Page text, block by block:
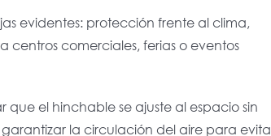
evidentes: protección frente al clima,
centros comerciales, ferias o eventos
que el hinchable se ajuste al espacio sin
la circulación del aire para